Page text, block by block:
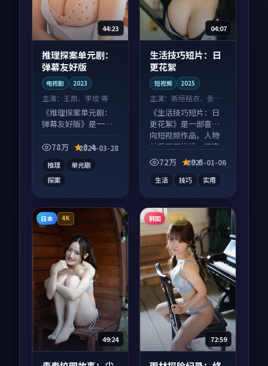
44:23
推理探案单元剧：
弹幕友好版
电视剧 2023
主演： 王凯、李现 等
《推理探案单元剧：
弹幕友好版》是一部
以人物成长为内核，
78万 8.4
2024-03-28
推理
单元剧
探案
04:07
生活技巧短片：日
更花絮
短视频 2025
主演：新垣结衣、张译
等
《生活技巧短片：日
更花絮》是一部喜剧
向短视频作品，人物
关系层层推进，尾声
常有情绪落点。
72万 9.6
2025-01-06
生活 技巧 实用
日本 4K
49:24
韩国 HDR
72:59